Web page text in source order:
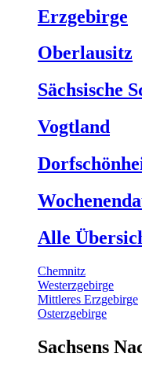
Erzgebirge
Oberlausitz
Sächsische
Vogtland
Alle
Chemnitz
Westerzgebirge
Mittleres Erzgebirge
Osterzgebirge
Sachsens